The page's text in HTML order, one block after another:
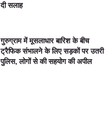
दी सलाह
गुरुग्राम में मूसलाधार बारिश के बीच
ट्रैफिक संभालने के लिए सड़कों पर उतरी
पुलिस, लोगों से की सहयोग की अपील